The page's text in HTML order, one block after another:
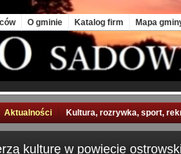
O gminie Katalog firm Mapa
Aktualności Kultura, rozrywka, sport,
kulturę w powiecie